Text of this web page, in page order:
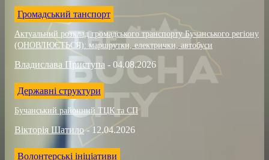
Громадський танспорт
Актуальний розклад громадського транспорту Бучанського регіону
(ОНОВЛЮЄТЬСЯ): маршрутки, електрички, автобуси
Владислава Приступа - 04.08.2026
Державні структури
Бучанський районний ТЦК та СП
Вікторія Шатило - 12.04.2026
Волонтерські ініціативи